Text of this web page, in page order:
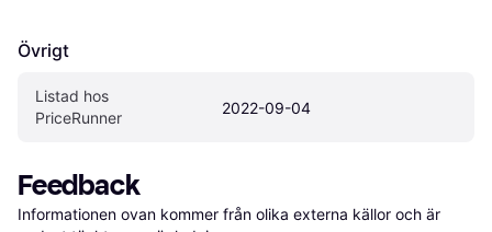
Övrigt
Listad hos
PriceRunner
2022-09-04
Feedback
Informationen ovan kommer från olika externa källor och är